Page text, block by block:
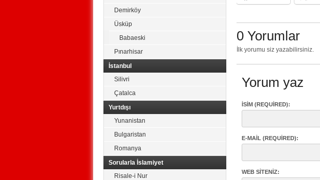
0 Yorumlar
İlk yorumu siz yazabilirsiniz.
Yorum yaz
İSIM (REQUIRED):
E-MAIL (REQUIRED):
WEB SITENIZ:
Demirköy
Üsküp
Babaeski
Pınarhisar
İstanbul
Silivri
Çatalca
Yurtdışı
Yunanistan
Bulgaristan
Romanya
Sorularla İslamiyet
Risale-i Nur